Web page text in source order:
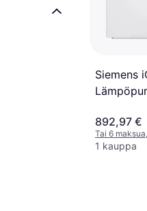
Siemens
892,97 €
Tai 6
1 kauppa